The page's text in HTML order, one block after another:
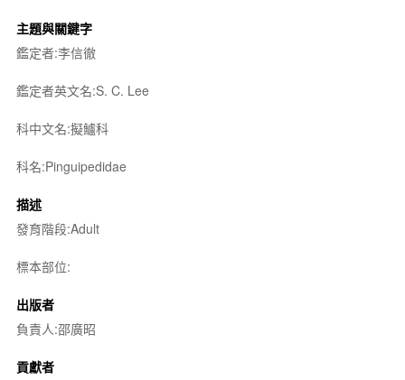
主題與關鍵字
鑑定者:李信徹
鑑定者英文名:S. C. Lee
科中文名:擬鱸科
科名:Pinguipedidae
描述
發育階段:Adult
標本部位:
出版者
負責人:邵廣昭
貢獻者